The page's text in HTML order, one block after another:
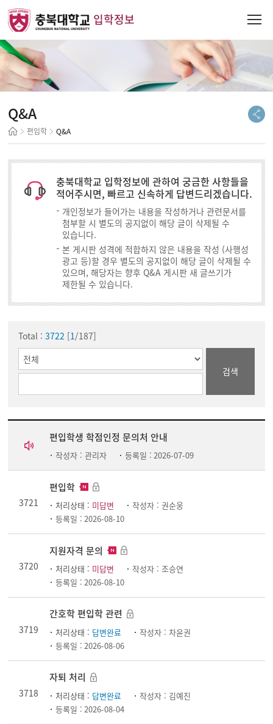
입학정보
Q&A
편입학 Q&A
충북대학교 입학정보에 관하여 궁금한 사항들을
적어주시면, 빠르고 신속하게 답변드리겠습니다.
개인정보가 들어가는 내용을 작성하거나 관련문서를
첨부할 시 별도의 공지없이 해당 글이 삭제될 수
있습니다.
본 게시판 성격에 적합하지 않은 내용을 작성 (사행성
광고 등)할 경우 별도의 공지없이 해당 글이 삭제될 수
있으며, 해당자는 향후 Q&A 게시판 새 글쓰기가
제한될 수 있습니다.
Total :3722 [1/187]
검색
편입학생 학점인정 문의처 안내
작성자 : 관리자 등록일 : 2026-07-09
3721
편입학
처리상태 : 미답변 작성자 : 권순웅
등록일 : 2026-08-10
3720
지원자격 문의
처리상태 : 미답변 작성자 : 조승연
등록일 : 2026-08-10
3719
간호학 편입학 관련
처리상태 : 답변완료 작성자 : 차윤권
등록일 : 2026-08-06
3718
자퇴 처리
처리상태 : 답변완료 작성자 : 김예진
등록일 : 2026-08-04